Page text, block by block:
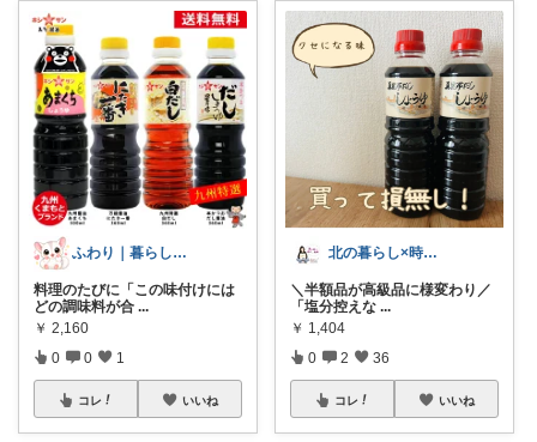
ふわり｜暮らしの負担をかるくする日用品
料理のたびに「この味付けには
どの調味料が合 ...
￥ 2,160
0 0 1
コレ いいね
北の暮らし×時々船旅
＼半額品が高級品に様変わり／
「塩分控えな ...
￥ 1,404
0 2 36
コレ いいね